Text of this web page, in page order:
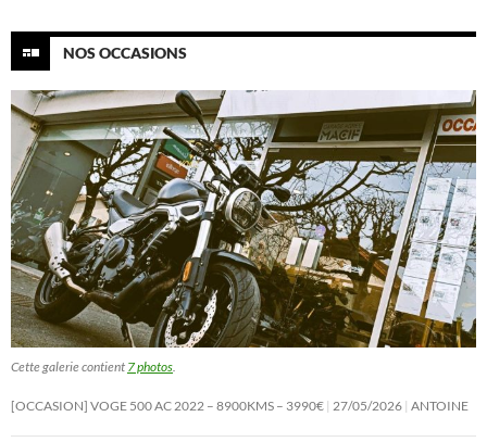
NOS OCCASIONS
Cette galerie contient 7 photos
[OCCASION] VOGE 500 AC 2022 – 8900KMS – 3990€ 27/05/2026 ANTOINE